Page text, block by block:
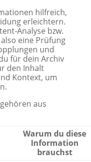
hilfreich,
erleichtern.
Analyse bzw.
eine Prüfung
und
für dein Archiv
den Inhalt
Kontext, um
aus
Warum du diese
Information
brauchst